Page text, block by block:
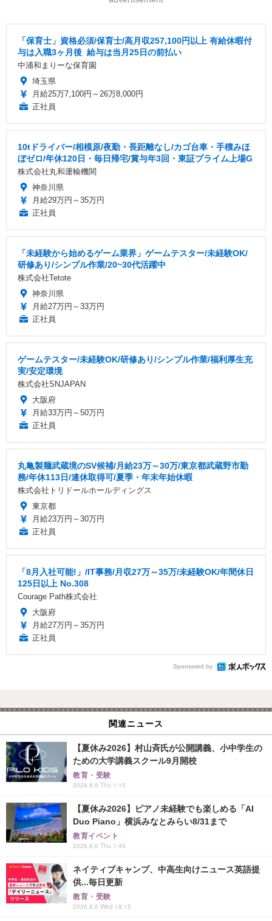
「保育士」資格必須/保育士/️高月収257,100円以上 ️有給休暇付
与は入職3ヶ月後 ️ 給与は当月25日の前払い
中浦和まりーな保育園
埼玉県
月給25万7,100円～26万8,000円
正社員
10tドライバー/相模原/夜勤・長距離なし/カゴ台車・手積みほ
ぼゼロ/年休120日・毎日帰宅/賞与年3回・東証プライム上場G
株式会社丸和運輸機関
神奈川県
月給29万円～35万円
正社員
「未経験から始めるゲーム業界」ゲームテスター/未経験OK/
研修あり/シンプル作業/20~30代活躍中
株式会社Tetote
神奈川県
月給27万円～33万円
正社員
ゲームテスター/未経験OK/研修あり/シンプル作業/福利厚生充
実/安定環境
株式会社SNJAPAN
大阪府
月給33万円～50万円
正社員
丸亀製麺武蔵境のSV候補/月給23万～30万/東京都武蔵野市勤
務/年休113日/連休取得可/夏季・年末年始休暇
株式会社トリドールホールディングス
東京都
月給23万円～30万円
正社員
「8月入社可能!」/IT事務/月収27万～35万/未経験OK/年間休日
125日以上 No.308
Courage Path株式会社
大阪府
月給27万円～35万円
正社員
Sponsored by
関連ニュース
【夏休み2026】村山斉氏が公開講義、小中学生の
ための大学講義スクール9月開校
教育・受験
2026.8.6 Thu 1:15
【夏休み2026】ピアノ未経験でも楽しめる「AI
Duo Piano」横浜みなとみらい8/31まで
教育イベント
2026.8.6 Thu 1:45
ネイティブキャンプ、中高生向けニュース英語提
供...毎日更新
教育・受験
2026.8.5 Wed 18:15